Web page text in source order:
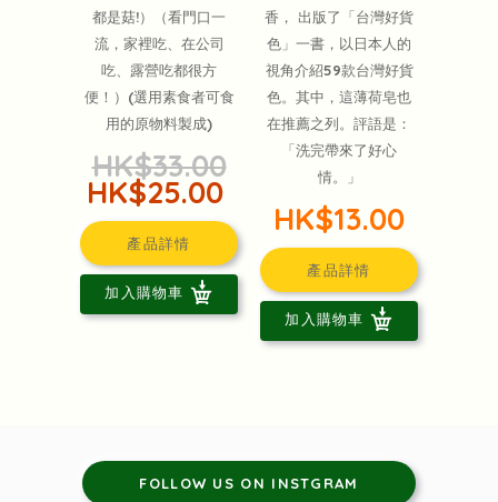
都是菇!）（看門口一
流，家裡吃、在公司
吃、露營吃都很方
便！）(選用素食者可食
用的原物料製成)
HK$33.00
HK$25.00
產品詳情
加入購物車
香， 出版了「台灣好貨
色」一書，以日本人的
視角介紹59款台灣好貨
色。其中，這薄荷皂也
在推薦之列。評語是：
「洗完帶來了好心
情。」
HK$13.00
產品詳情
加入購物車
FOLLOW US ON INSTGRAM